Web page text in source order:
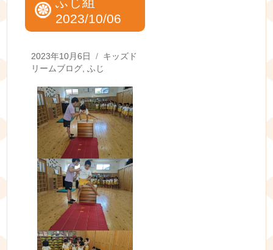
2023/10/06
Posted
on
2023年10月6日 Categories
キッズド
リームブログ,ふじ